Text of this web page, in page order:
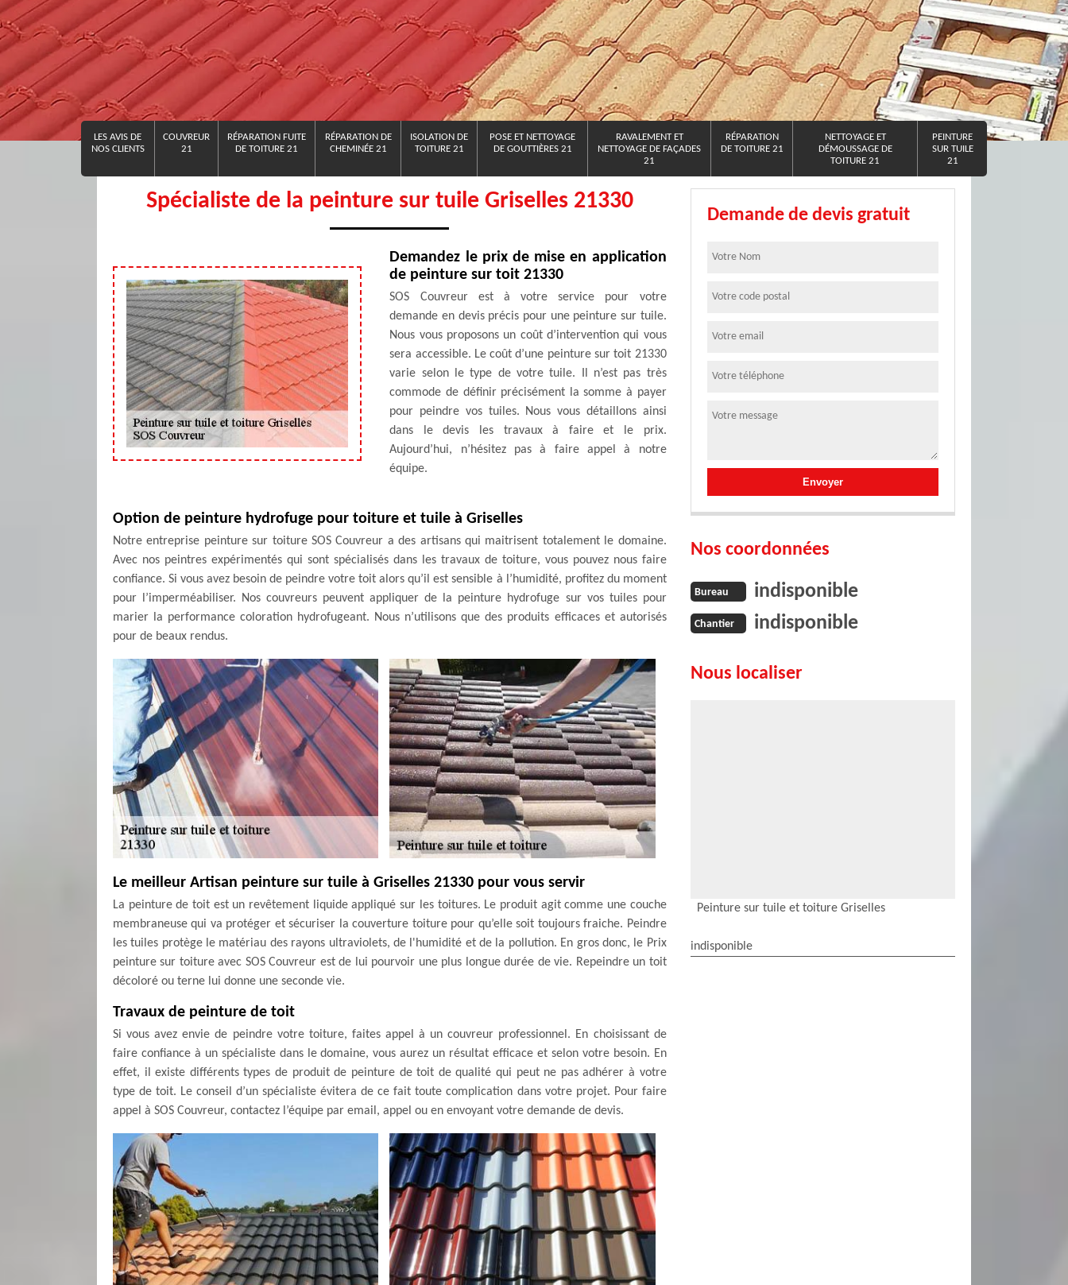
LES AVIS DE
NOS CLIENTS
COUVREUR
21
RÉPARATION FUITE
DE TOITURE 21
RÉPARATION DE
CHEMINÉE 21
ISOLATION DE
TOITURE 21
POSE ET NETTOYAGE
DE GOUTTIÈRES 21
RAVALEMENT ET
NETTOYAGE DE FAÇADES
21
RÉPARATION
DE TOITURE 21
NETTOYAGE ET
DÉMOUSSAGE DE
TOITURE 21
PEINTURE
SUR TUILE
21
Spécialiste de la peinture sur tuile Griselles 21330
Demandez le prix de mise en application
de peinture sur toit 21330
SOS Couvreur est à votre service pour votre
demande en devis précis pour une peinture sur tuile.
Nous vous proposons un coût d’intervention qui vous
sera accessible. Le coût d’une peinture sur toit 21330
varie selon le type de votre tuile. Il n’est pas très
commode de définir précisément la somme à payer
pour peindre vos tuiles. Nous vous détaillons ainsi
dans le devis les travaux à faire et le prix.
Aujourd’hui, n’hésitez pas à faire appel à notre
équipe.
Option de peinture hydrofuge pour toiture et tuile à Griselles
Notre entreprise peinture sur toiture SOS Couvreur a des artisans qui maitrisent totalement le domaine.
Avec nos peintres expérimentés qui sont spécialisés dans les travaux de toiture, vous pouvez nous faire
confiance. Si vous avez besoin de peindre votre toit alors qu’il est sensible à l’humidité, profitez du moment
pour l’imperméabiliser. Nos couvreurs peuvent appliquer de la peinture hydrofuge sur vos tuiles pour
marier la performance coloration hydrofugeant. Nous n’utilisons que des produits efficaces et autorisés
pour de beaux rendus.
Le meilleur Artisan peinture sur tuile à Griselles 21330 pour vous servir
La peinture de toit est un revêtement liquide appliqué sur les toitures. Le produit agit comme une couche
membraneuse qui va protéger et sécuriser la couverture toiture pour qu’elle soit toujours fraiche. Peindre
les tuiles protège le matériau des rayons ultraviolets, de l'humidité et de la pollution. En gros donc, le Prix
peinture sur toiture avec SOS Couvreur est de lui pourvoir une plus longue durée de vie. Repeindre un toit
décoloré ou terne lui donne une seconde vie.
Travaux de peinture de toit
Si vous avez envie de peindre votre toiture, faites appel à un couvreur professionnel. En choisissant de
faire confiance à un spécialiste dans le domaine, vous aurez un résultat efficace et selon votre besoin. En
effet, il existe différents types de produit de peinture de toit de qualité qui peut ne pas adhérer à votre
type de toit. Le conseil d’un spécialiste évitera de ce fait toute complication dans votre projet. Pour faire
appel à SOS Couvreur, contactez l’équipe par email, appel ou en envoyant votre demande de devis.
Demande de devis gratuit
Nos coordonnées
Bureau indisponible
Chantier indisponible
Nous localiser
Peinture sur tuile et toiture Griselles
indisponible